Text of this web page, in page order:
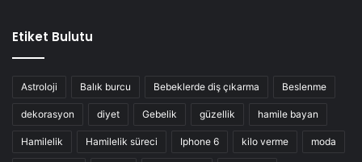
Etiket Bulutu
Astroloji Balık burcu Bebeklerde diş çıkarma Beslenme
dekorasyon diyet Gebelik güzellik hamile bayan
Hamilelik Hamilelik süreci Iphone 6 kilo verme moda